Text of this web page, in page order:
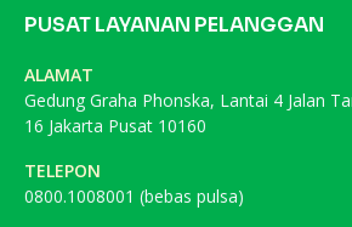
PUSAT LAYANAN PELANGGAN
ALAMAT
Gedung Graha Phonska, Lantai 4 Jalan
16 Jakarta Pusat 10160
TELEPON
0800.1008001 (bebas pulsa)